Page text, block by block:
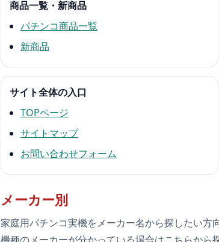
商品一覧・新商品
パチンコ商品一覧
新商品
サイト全体の入口
TOPページ
サイトマップ
お問い合わせフォーム
メーカー別
家庭用パチンコ実機をメーカー名から探したい